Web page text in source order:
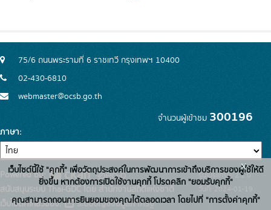
75/6 ถนนพระรามที่ 6 ราชเทวี กรุงเทพฯ 10400
02-430-6810
webmaster@ocsb.go.th
จำนวนผู้เข้าชม 300196
ภาษา
Powered by:
สนับสนุนระบบ Thai-GDC โดย สำนักงานสถิติแห่งชาติ
เว็บไซต์ที่เกี่ยวข้อง:
ระบบบัญชีข้อมูลภาครัฐ
รุ่นโปรแกรม: 2.1.0
วันที่: 2024-01-19
เว็บไซต์นี้ใช้ "คุกกี้" เพื่อวัตถุประสงค์ในการพัฒนาการเข้าถึงบริการของผู้ใช้ให้ดี
ยิ่งขึ้น หากต้องการเปิดใช้งานคุกกี้ โปรดคลิก "ยอมรับคุกกี้"
คุณสามารถถอนการยินยอมของคุณได้ตลอดเวลา โดยไปที่ "การตั้งค่าคุกกี้"
x